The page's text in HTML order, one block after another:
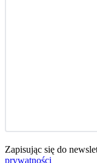
Zapisując się do
prywatności